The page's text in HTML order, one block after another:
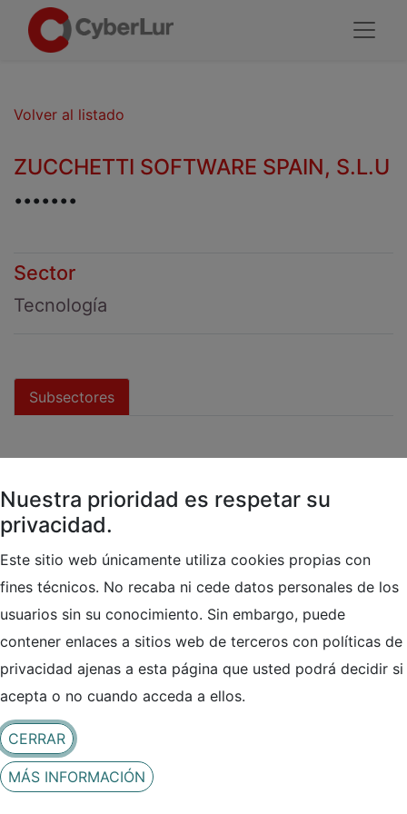
Volver al listado
ZUCCHETTI SOFTWARE SPAIN, S.L.U
.......
Sector
Tecnología
Subsectores
Contacto
Parque Tecnológico Bizkaia, Ibaizabal Bidea,
Edificio 500 – Planta 0
Nuestra prioridad es respetar su
privacidad.
Este sitio web únicamente utiliza cookies propias con
fines técnicos. No recaba ni cede datos personales de los
usuarios sin su conocimiento. Sin embargo, puede
contener enlaces a sitios web de terceros con políticas de
privacidad ajenas a esta página que usted podrá decidir si
acepta o no cuando acceda a ellos.
CERRAR
MÁS INFORMACIÓN